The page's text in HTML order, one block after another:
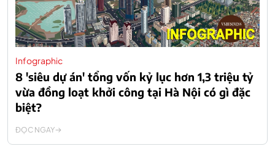
Infographic
8 'siêu dự án' tổng vốn kỷ lục hơn 1,3 triệu tỷ
vừa đồng loạt khởi công tại Hà Nội có gì đặc
biệt?
ĐỌC NGAY